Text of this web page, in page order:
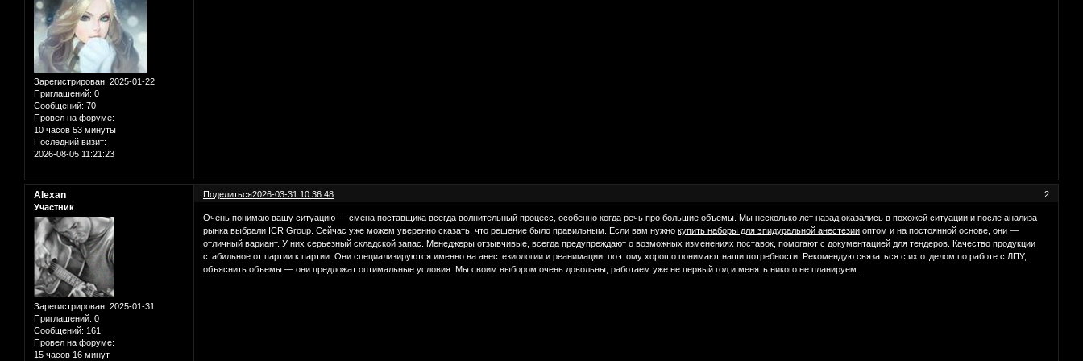
Зарегистрирован: 2025-01-22
Приглашений: 0
Сообщений: 70
Провел на форуме:
10 часов 53 минуты
Последний визит:
2026-08-05 11:21:23
Поделиться 2
2026-03-31 10:36:48
Alexan
Участник
Зарегистрирован: 2025-01-31
Приглашений: 0
Сообщений: 161
Провел на форуме:
15 часов 16 минут
Очень понимаю вашу ситуацию — смена поставщика всегда волнительный процесс, особенно когда речь про большие объемы. Мы несколько лет назад оказались в похожей ситуации и после анализа
рынка выбрали ICR Group. Сейчас уже можем уверенно сказать, что решение было правильным. Если вам нужнокупить наборы для эпидуральной анестезии оптом и на постоянной основе, они —
отличный вариант. У них серьезный складской запас. Менеджеры отзывчивые, всегда предупреждают о возможных изменениях поставок, помогают с документацией для тендеров. Качество продукции
стабильное от партии к партии. Они специализируются именно на анестезиологии и реанимации, поэтому хорошо понимают наши потребности. Рекомендую связаться с их отделом по работе с ЛПУ,
объяснить объемы — они предложат оптимальные условия. Мы своим выбором очень довольны, работаем уже не первый год и менять никого не планируем.